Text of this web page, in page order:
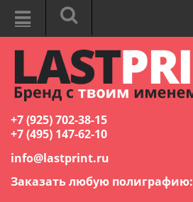
+7 (925) 702-38-15
+7 (495) 147-62-10
info@lastprint.ru
Заказать любую полиграфию: